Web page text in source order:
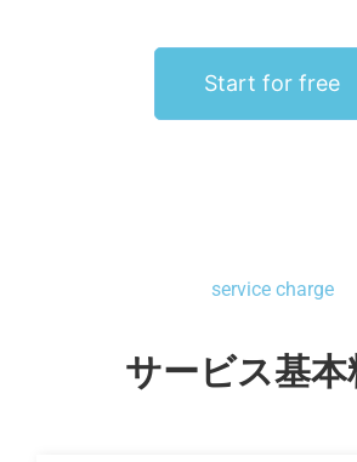
Start for free
service charge
サービス基本